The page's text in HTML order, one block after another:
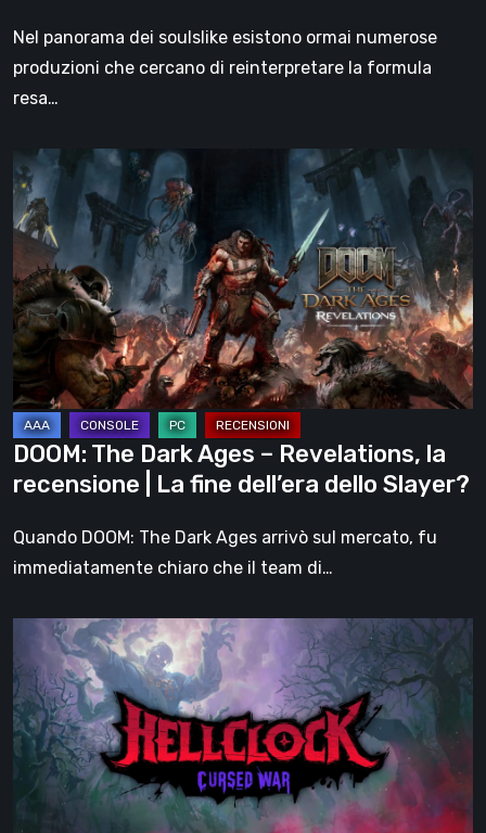
Nel panorama dei soulslike esistono ormai numerose
produzioni che cercano di reinterpretare la formula
resa…
DOOM:
The
Dark
Ages
–
Revelations,
la
recensione
|
La
fine
dell’era
dello
Slayer?
DOOM: The Dark Ages – Revelations, la
recensione | La fine dell’era dello Slayer?
Quando DOOM: The Dark Ages arrivò sul mercato, fu
immediatamente chiaro che il team di…
Clock:
Cursed
War
–
recensione: